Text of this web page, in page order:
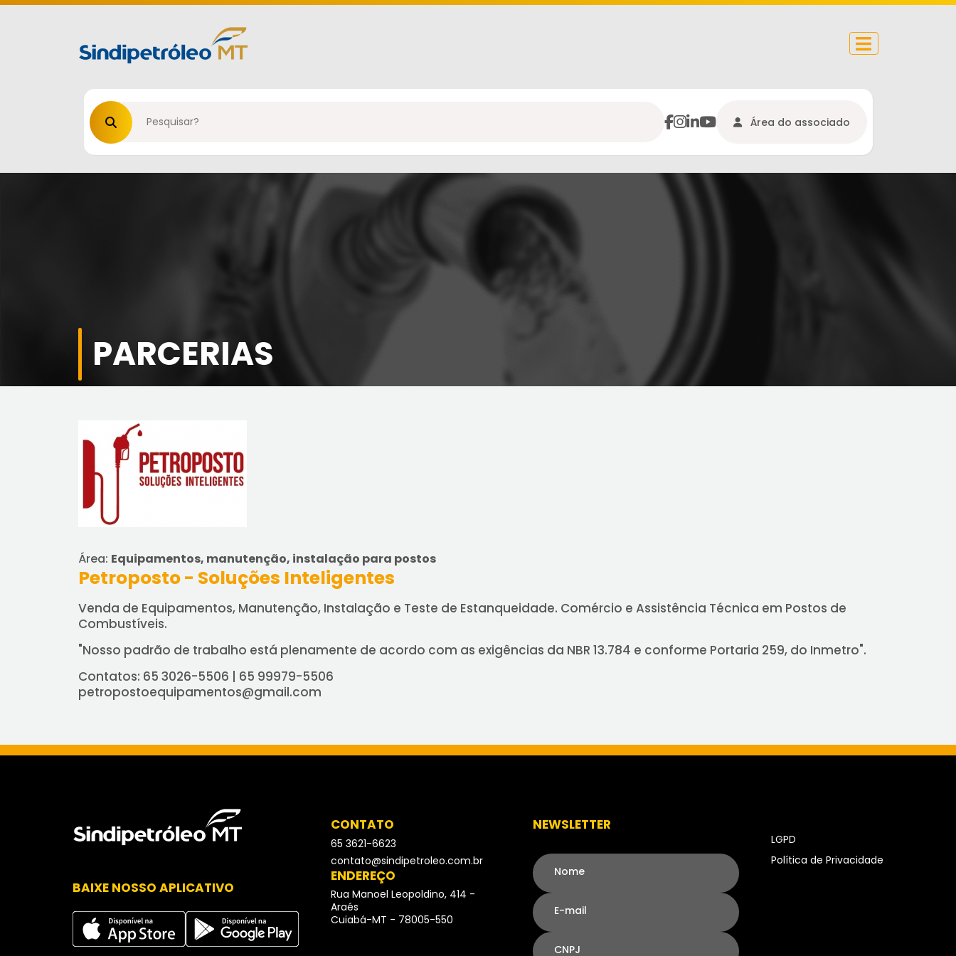
Procurar no site
facebook
instagram
Linkedin
youtubeÁrea do associado
PARCERIAS
Área: Equipamentos, manutenção, instalação para postos
Petroposto - Soluções Inteligentes
Venda de Equipamentos, Manutenção, Instalação e Teste de Estanqueidade. Comércio e Assistência Técnica em Postos de
Combustíveis.
"Nosso padrão de trabalho está plenamente de acordo com as exigências da NBR 13.784 e conforme Portaria 259, do Inmetro".
Contatos: 65 3026-5506 | 65 99979-5506
petropostoequipamentos@gmail.com
BAIXE NOSSO APLICATIVO
CONTATO
- Telefone
65 3621-6623
contato@sindipetroleo.com.br
ENDEREÇO
Rua Manoel Leopoldino, 414 -
Araés
Cuiabá-MT - 78005-550
NEWSLETTER
Nome
E-mail
CNPJ
LGPD
Política de Privacidade